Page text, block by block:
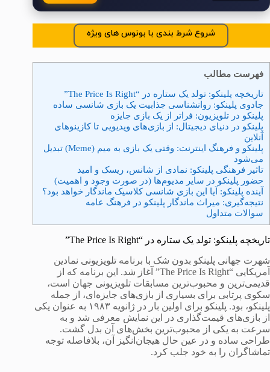
شروع شرط بندی با بونوس های ویژه
فهرست مطالب
تاریخچه پلینکو: تولد یک ستاره در “The Price Is Right”
جادوی پلینکو: روانشناسی جذابیت یک بازی شانسی ساده
پلینکو در تلویزیون: فراتر از یک بازی جایزه
پلینکو در دنیای دیجیتال: از بازی‌های ویدیویی تا کازینوهای
آنلاین
پلینکو و فرهنگ اینترنت: وقتی یک بازی به میم (Meme) تبدیل
می‌شود
تاثیر فرهنگی پلینکو: نمادی از شانس، ریسک و امید
حضور پلینکو در سایر مدیوم‌ها (در صورت وجود و اهمیت)
آینده پلینکو: آیا این بازی شانسی کلاسیک ماندگار خواهد بود؟
نتیجه‌گیری: میراث ماندگار پلینکو در فرهنگ عامه
سوالات متداول
تاریخچه پلینکو: تولد یک ستاره در “The Price Is Right”
شهرت جهانی پلینکو بدون شک با برنامه تلویزیونی نمادین
آمریکایی “The Price Is Right” آغاز شد. این برنامه که از
قدیمی‌ترین و محبوب‌ترین مسابقات تلویزیونی جهان است،
سکوی پرتابی برای بسیاری از بازی‌های جایزه‌ای، از جمله
پلینکو، بود. پلینکو برای اولین بار در ژانویه ۱۹۸۳ به عنوان یکی
از بازی‌های قیمت‌گذاری در این نمایش معرفی شد و به
سرعت به یکی از محبوب‌ترین بخش‌های آن بدل گشت.
طراحی ساده و در عین حال هیجان‌انگیز آن، بلافاصله توجه
تماشاگران را به خود جلب کرد.